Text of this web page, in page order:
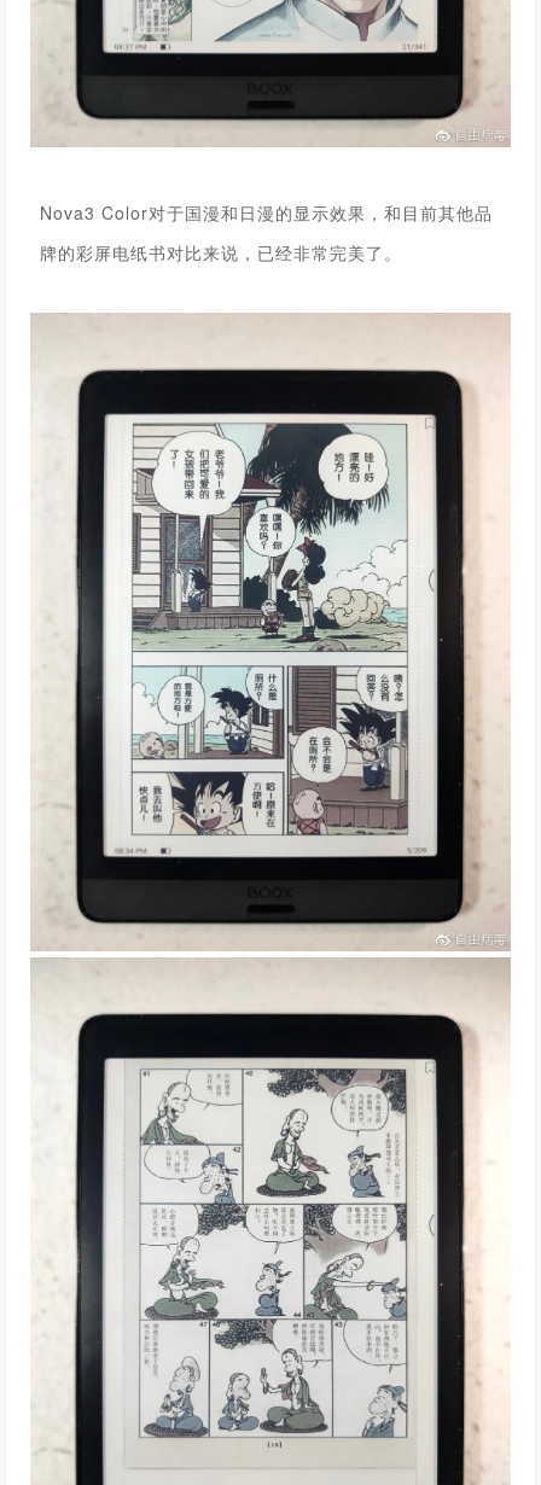
Nova3 Color对于国漫和日漫的显示效果，和目前其他品
牌的彩屏电纸书对比来说，已经非常完美了。